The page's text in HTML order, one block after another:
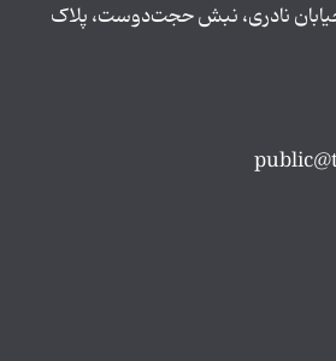
خیابان نادری، نبش حجت‌دوست، پلاک